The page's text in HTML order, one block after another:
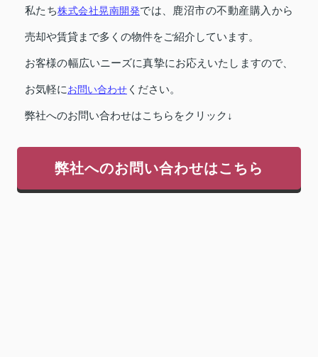
私たち株式会社晃南開発では、鹿沼市の不動産購入から
売却や賃貸まで多くの物件をご紹介しています。
お客様の幅広いニーズに真摯にお応えいたしますので、
お気軽にお問い合わせ ください。
弊社へのお問い合わせはこちらをクリック↓
弊社へのお問い合わせはこちら